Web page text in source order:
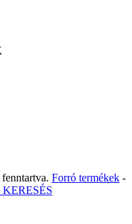
Forró termékek -